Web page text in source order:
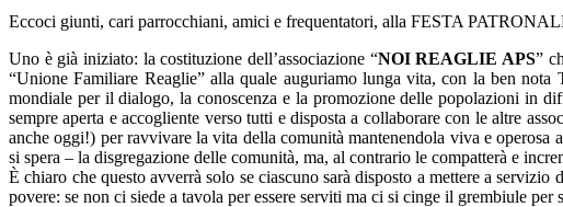
Eccoci giunti, cari parrocchiani, amici e frequentatori, alla FESTA
Uno è già iniziato: la costituzione dell’associazione “NOI REAGLIE APS”
“Unione Familiare Reaglie” alla quale auguriamo lunga vita, con la ben
mondiale per il dialogo, la conoscenza e la promozione delle popolazioni in
sempre aperta e accogliente verso tutti e disposta a collaborare con le altre
anche oggi!) per ravvivare la vita della comunità mantenendola viva e
si spera – la disgregazione delle comunità, ma, al contrario le compatterà e
È chiaro che questo avverrà solo se ciascuno sarà disposto a mettere a
povere: se non ci siede a tavola per essere serviti ma ci si cinge il grembiule per